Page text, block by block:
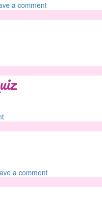
a comment
a comment